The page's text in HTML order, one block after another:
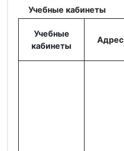
Учебные кабинеты
Учебные
кабинеты
Адрес